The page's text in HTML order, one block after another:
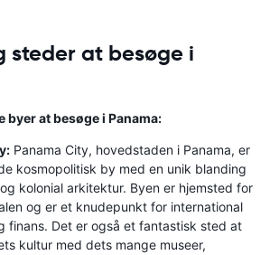
steder at besøge i
at besøge i Panama:
Panama City, hovedstaden i Panama, er
kosmopolitisk by med en unik blanding
kolonial arkitektur. Byen er hjemsted for
og er et knudepunkt for international
finans. Det er også et fantastisk sted at
kultur med dets mange museer,